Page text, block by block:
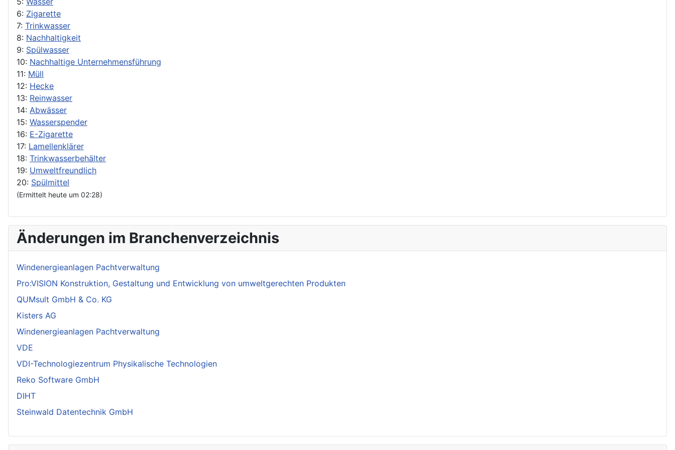
6: Zigarette
7: Trinkwasser
8: Nachhaltigkeit
9: Spülwasser
10: Nachhaltige Unternehmensführung
11: Müll
12: Hecke
13: Reinwasser
14: Abwässer
15: Wasserspender
16: E-Zigarette
17: Lamellenklärer
18: Trinkwasserbehälter
19: Umweltfreundlich
20: Spülmittel
(Ermittelt heute um 02:28)
Änderungen im Branchenverzeichnis
Windenergieanlagen Pachtverwaltung
Pro:VISION Konstruktion, Gestaltung und Entwicklung von umweltgerechten Produkten
QUMsult GmbH & Co. KG
Kisters AG
Windenergieanlagen Pachtverwaltung
VDE
VDI-Technologiezentrum Physikalische Technologien
Reko Software GmbH
DIHT
Steinwald Datentechnik GmbH